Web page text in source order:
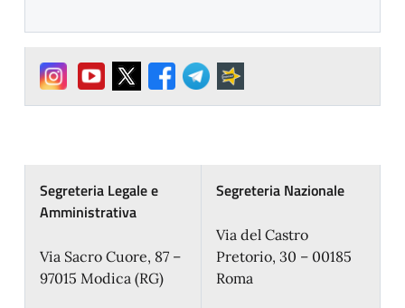
Segreteria Legale e
Amministrativa
Via Sacro Cuore, 87 –
97015 Modica (RG)
Segreteria Nazionale
Via del Castro
Pretorio, 30 – 00185
Roma